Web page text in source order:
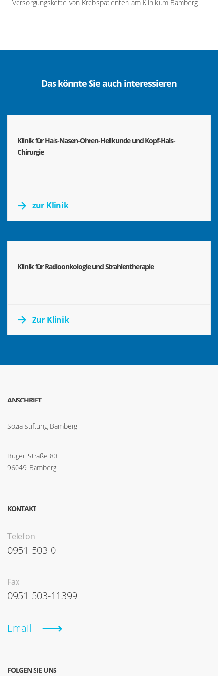
Versorgungskette von Krebspatienten am Klinikum Bamberg.
Das könnte Sie auch interessieren
Klinik für Hals-Nasen-Ohren-Heilkunde und Kopf-Hals-
Chirurgie
zur Klinik
Klinik für Radioonkologie und Strahlentherapie
Zur Klinik
ANSCHRIFT
Sozialstiftung Bamberg
Buger Straße 80
96049 Bamberg
KONTAKT
Telefon
0951 503-0
Fax
0951 503-11399
Email
FOLGEN SIE UNS